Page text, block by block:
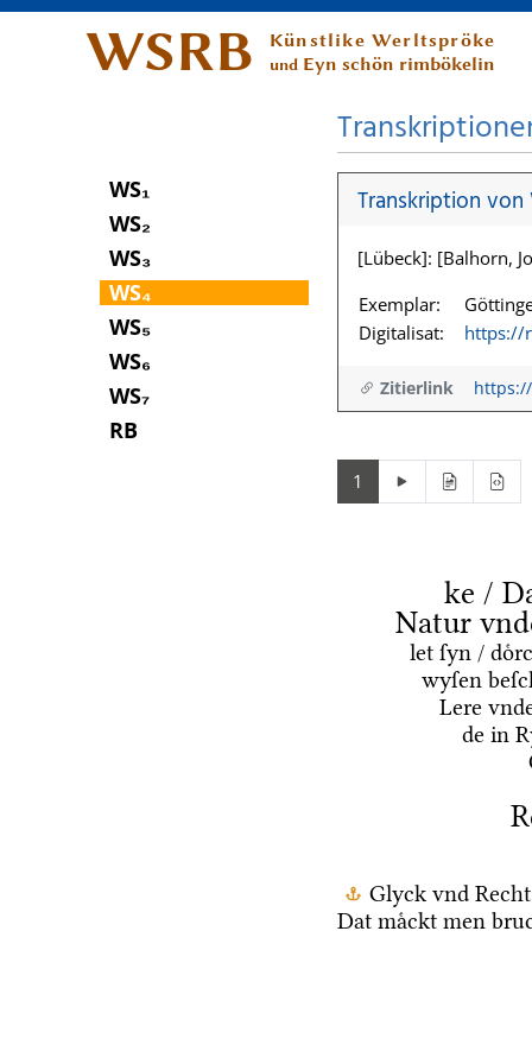
WSRB Künstlike Werltspröke
und Eyn schön rimbökelin
WS₁
WS₂
WS₃
WS₄
WS₅
WS₆
WS₇
RB
Transkription von
[Lübeck]: [Balhorn,
Exemplar:
Digitalisat:
https://
Zitierlink
1
ke /
Natur
let ſyn /
wyſen
Lere
de in
Glyck vnd
Dat maͤckt men